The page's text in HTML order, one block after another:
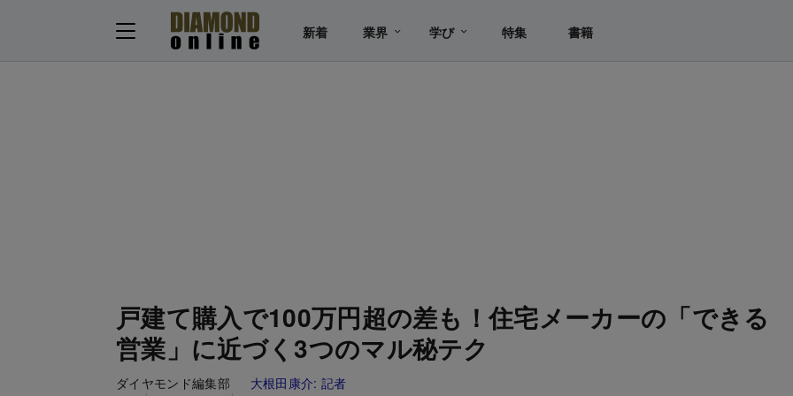
新着 業界 学び 特集 書籍
戸建て購入で100万円超の差も！住宅メーカーの「できる
営業」に近づく3つのマル秘テク
ダイヤモンド編集部 大根田康介:記者